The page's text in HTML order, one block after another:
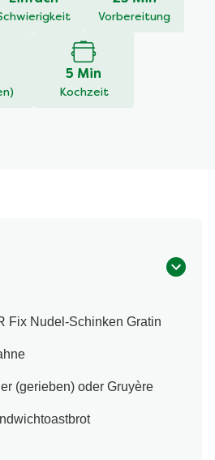
Vorbereitung
5 Min
Kochzeit
Fix Nudel-Schinken Gratin
(gerieben) oder Gruyère